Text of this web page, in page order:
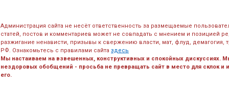
Администрация сайта не несёт ответственность за размещаемые
статей, постов и комментариев может не совпадать с мнением и позицией
разжигание ненависти, призывы к свержению власти, мат, флуд, демагогия,
РФ. Ознакомьтесь с правилами сайта здесь
Мы настаиваем на взвешенных, конструктивных и спокойных дискуссиях.
нездоровых обобщений - просьба не превращать сайт в место для склок и
его.